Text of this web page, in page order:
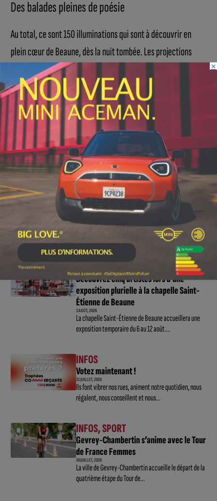
Des balades pleines de poésie
Au total, ce sont 150 illuminations qui sont à découvrir en
plein cœur de Beaune, dès la nuit tombée. Les projections
invitent petits et grands à flâner au centre-ville et à s’arrêter
pour profiter de ce spectacle.
INFOS,SPORT
Faire le tour de la Côte-d’Or à vélo en
trois jours : le défi de Victor Bosoni
Le challenge que s’apprête à relever l’ultra-cycliste
Victor Bosoni est simple : parcourir 571...
Découvrez cinq artistes lors d’une
exposition plurielle à la chapelle Saint-
Étienne de Beaune
3 AOÛT, 2026
La chapelle Saint-Étienne de Beaune accueillera une
exposition temporaire du 6 au 12 août....
INFOS
Votez maintenant !
31 JUILLET, 2026
Ils font vibrer nos rues, animent notre quotidien, nous
régalent, nous conseillent et nous...
INFOS,SPORT
Gevrey-Chambertin s’anime avec le Tour
de France Femmes
30 JUILLET, 2026
La ville de Gevrey-Chambertin accueille le départ de la
quatrième étape du Tour de...
×